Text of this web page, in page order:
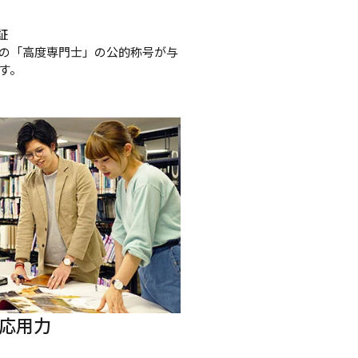
「高度専門士」の公的称号が与
。
用力